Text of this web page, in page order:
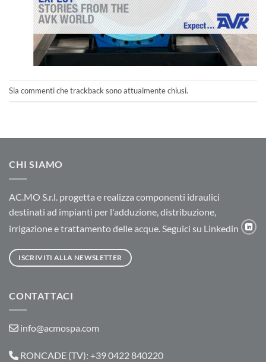
Sia commenti che trackback sono attualmente chiusi.
CHI SIAMO
AC.MO S.r.l. progetta e realizza componenti idraulici
destinati ad impianti per l'adduzione, distribuzione,
irrigazione e trattamento delle acque. Seguici su Linkedin
ISCRIVITI ALLA NEWSLETTER
CONTATTACI
info@acmospa.com
RONCADE (TV): +39 0422 840220